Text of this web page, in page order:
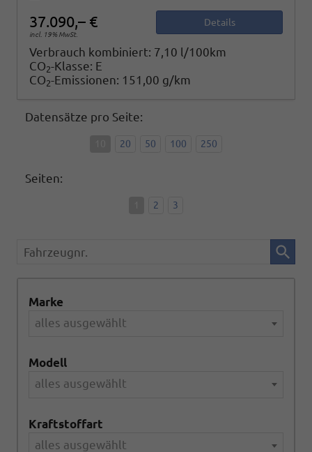
37.090,– €
incl. 19% MwSt.
Details
Verbrauch kombiniert: 7,10 l/100km
CO2-Klasse: E
CO2-Emissionen: 151,00 g/km
Datensätze pro Seite:
20 50 100 250
Seiten:
2 3
Fahrzeugnr.
Marke
alles ausgewählt
Modell
alles ausgewählt
Kraftstoffart
alles ausgewählt